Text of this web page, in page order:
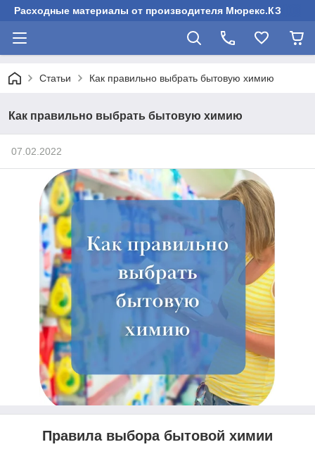
Расходные материалы от производителя Мюрекс.КЗ
Статьи Как правильно выбрать бытовую химию
Как правильно выбрать бытовую химию
07.02.2022
Правила выбора бытовой химии